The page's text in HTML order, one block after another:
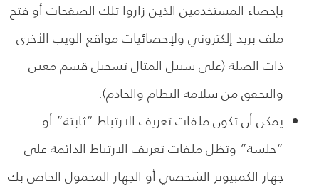
بإحصاء المستخدمين الذين زاروا تلك الصفحات أو فتح
ملف بريد إلكتروني ولإحصائيات مواقع الويب الأخرى
ذات الصلة (على سبيل المثال تسجيل قسم معين
والتحقق من سلامة النظام والخادم).
يمكن أن تكون ملفات تعريف الارتباط “ثابتة” أو
“جلسة” وتظل ملفات تعريف الارتباط الدائمة على
جهاز الكمبيوتر الشخصي أو الجهاز المحمول الخاص بك